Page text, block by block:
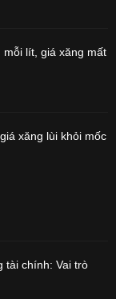
mỗi lít, giá xăng mất
xăng lùi khỏi mốc
tài chính: Vai trò